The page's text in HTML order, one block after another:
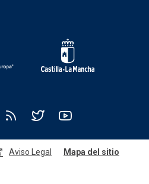
Aviso Legal Mapa del sitio